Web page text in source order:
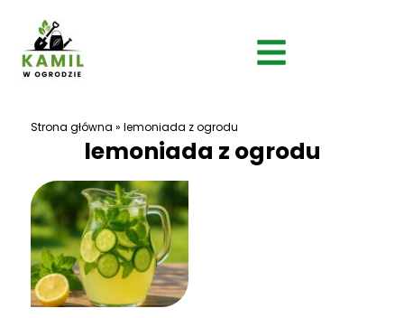
Strona główna » lemoniada z ogrodu
lemoniada z ogrodu